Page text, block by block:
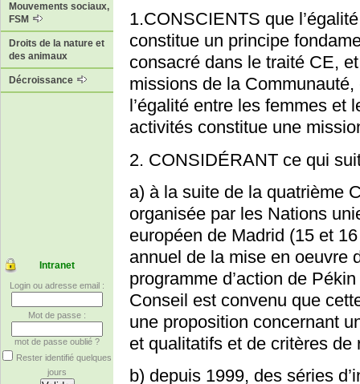
Mouvements sociaux,
FSM
Droits de la nature et
des animaux
Décroissance
Intranet
Login ou adresse email :
Mot de passe :
mot de passe oublié ?
Rester identifié quelques
jours
1.CONSCIENTS que
constitue un principe
consacré dans le traité CE,
missions de la
l’égalité entre les femmes et
activités constitue une
2. CONSIDÉRANT ce qui
a) à la suite de la quatrième
organisée par les Nations
européen de Madrid (15 et
annuel de la mise en oeuvre
programme d’action de
Conseil est convenu que
une proposition concernant
et qualitatifs et de critères de
b) depuis 1999, des séries